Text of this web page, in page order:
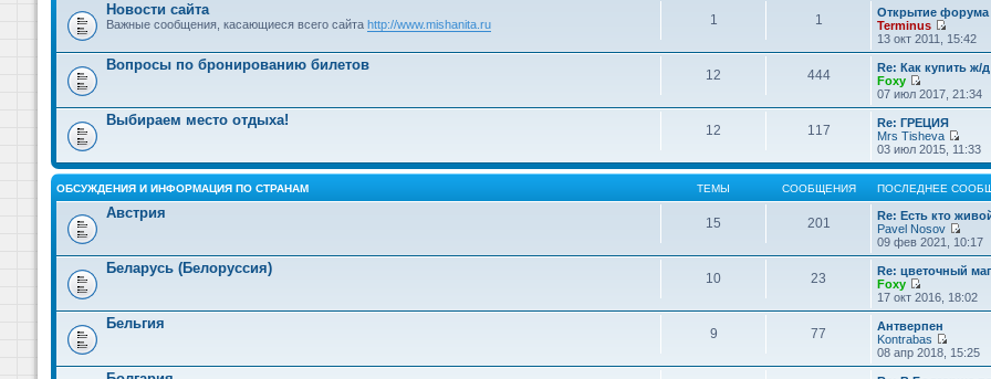
Новости сайта
Важные сообщения, касающиеся всего сайта http://www.mishanita.ru 1 1
Открытие
Terminus
П
е
р
е
й
т
и
к
п
о
с
л
е
н
е
м
у
с
о
б
н
и
13 окт 2011, 15:42
Вопросы по бронированию билетов
12 444
Re: Как купить ж/
Foxy
П
е
р
е
й
т
и
к
п
о
с
л
е
н
е
м
у
с
о
о
б
07 июл 2017, 21:34
Выбираем место отдыха!
12 117
Re: ГРЕЦИЯ
Mrs Tisheva
П
е
р
е
й
т
к
п
о
с
л
е
е
м
03 июл 2015, 11:33
ОБСУЖДЕНИЯ И ИНФОРМАЦИЯ ПО СТРАНАМ ТЕМЫ СООБЩЕНИЯ ПОСЛЕДНЕЕ
Австрия
15 201
Re: Есть кто
Pavel Nosov
П
е
р
е
й
т
п
о
09 фев 2021, 10:17
Беларусь (Белоруссия)
10 23
Re: цветочный
Foxy
П
е
р
е
й
т
17 окт 2016, 18:02
Бельгия
9 77
Антверпен
Kontrabas
П
е
08 апр 2018, 15:25